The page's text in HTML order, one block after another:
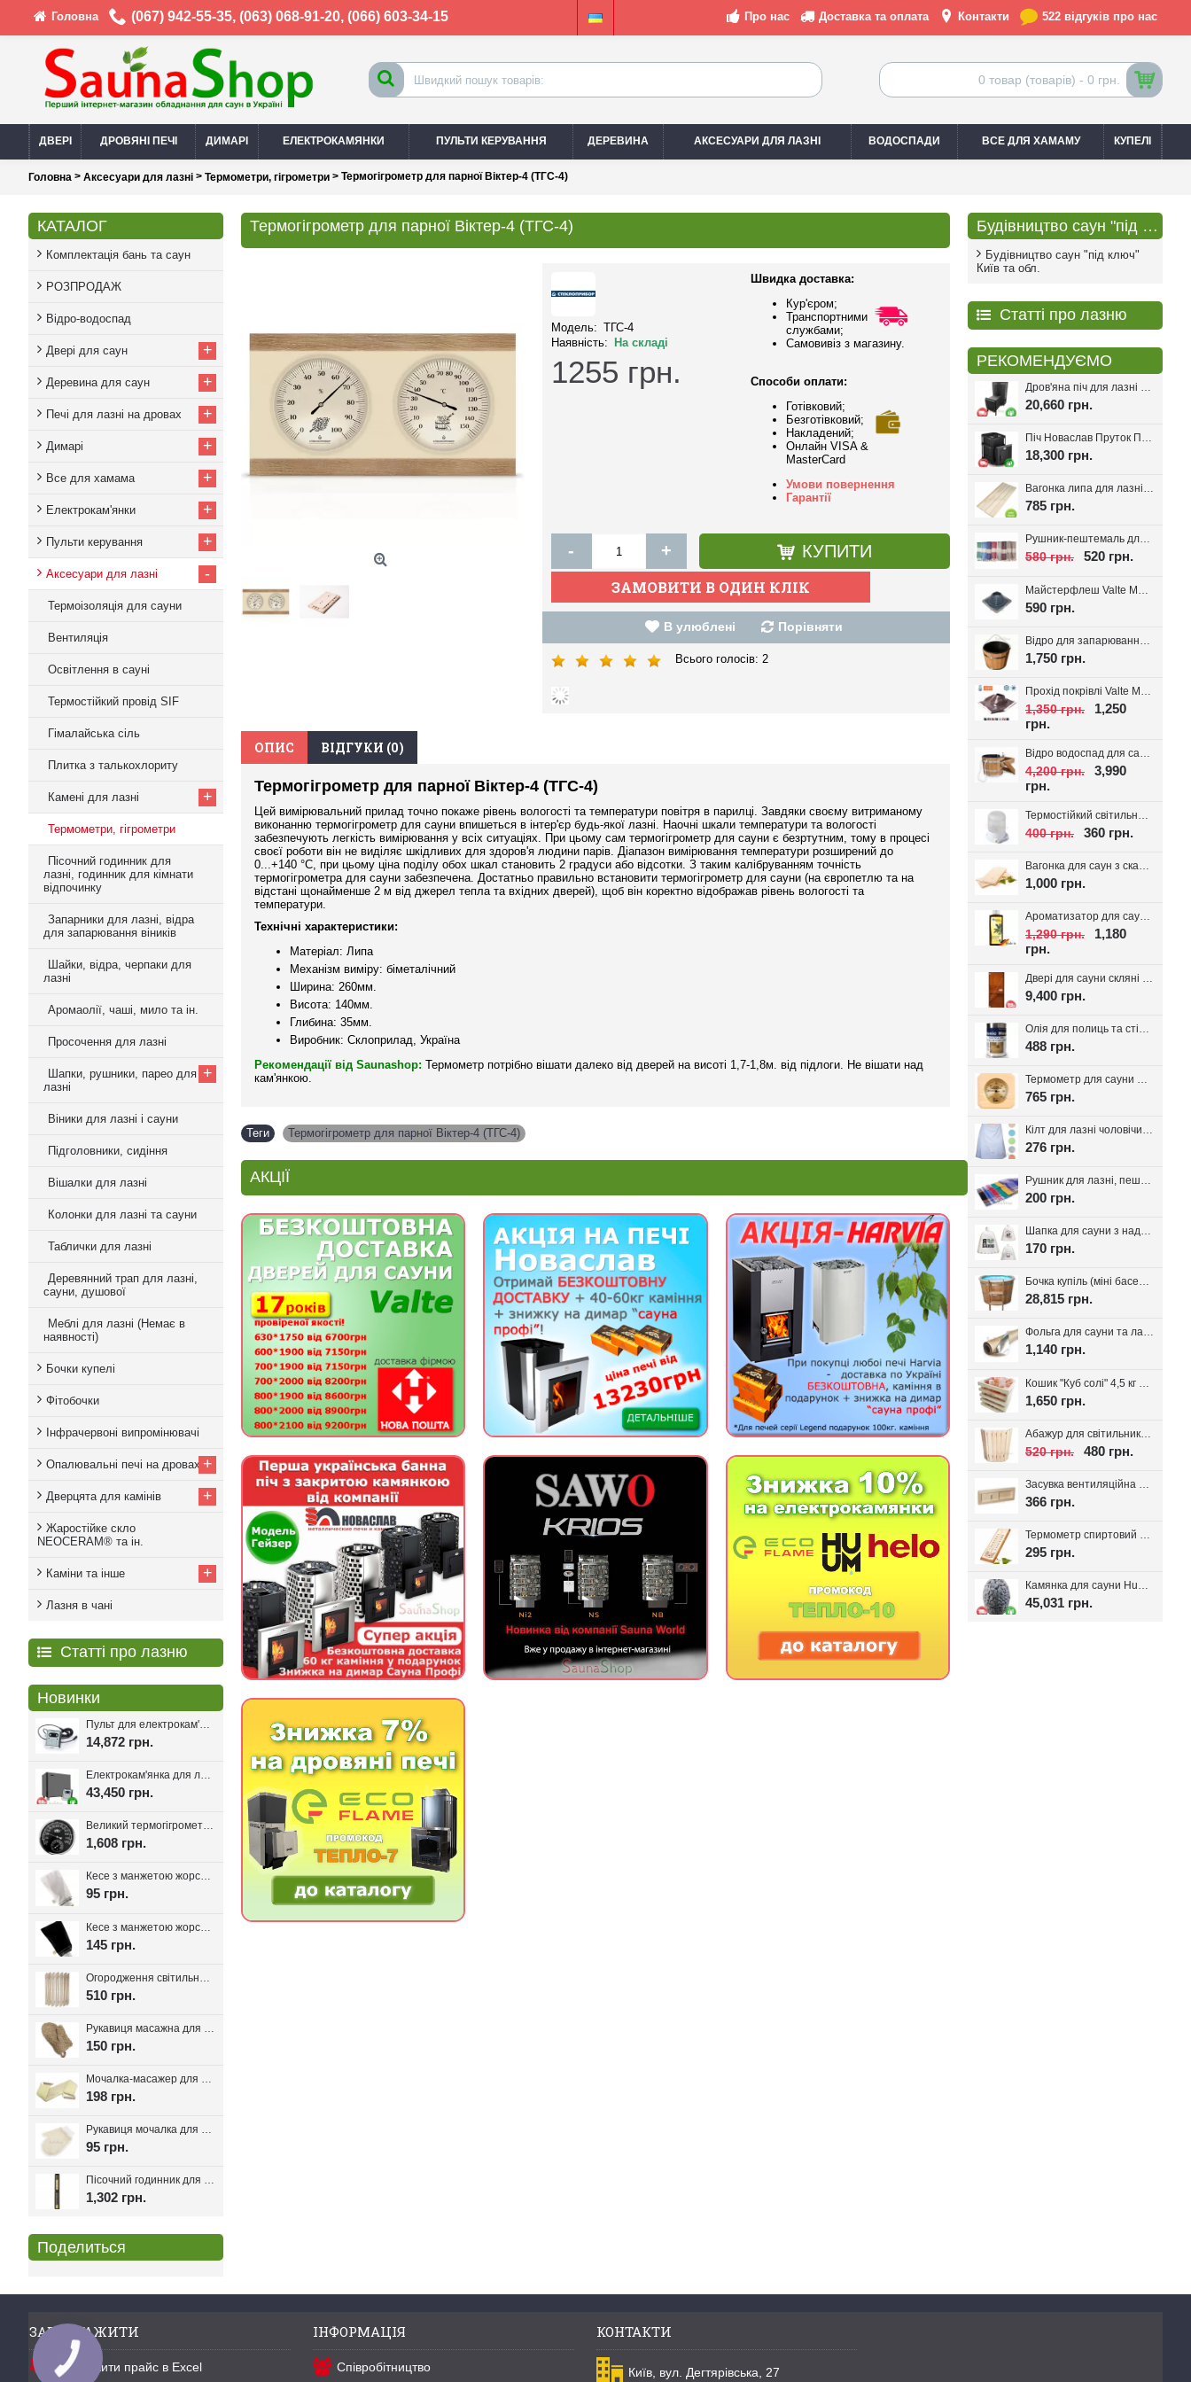
Головна (067) 942-55-35, (063) 068-91-20, (066) 603-34-15 Про нас Доставка та оплата Контакти 522 відгуків про нас
0 товар (товарів) - 0 грн.
ДВЕРІ ДРОВЯНІ ПЕЧІ ДИМАРІ ЕЛЕКТРОКАМЯНКИ ПУЛЬТИ КЕРУВАННЯ ДЕРЕВИНА АКСЕСУАРИ ДЛЯ ЛАЗНІ ВОДОСПАДИ ВСЕ ДЛЯ ХАМАМУ КУПЕЛІ
Головна > Аксесуари для лазні > Термометри, гігрометри > Термогігрометр для парної Віктер-4 (ТГС-4)
КАТАЛОГ
Комплектація бань та саун
РОЗПРОДАЖ
Відро-водоспад
Двері для саун +
Деревина для саун +
Печі для лазні на дровах +
Димарі +
Все для хамама +
Електрокам'янки +
Пульти керування +
Аксесуари для лазні -
Термоізоляція для сауни
Вентиляція
Освітлення в сауні
Термостійкий провід SIF
Гімалайська сіль
Плитка з талькохлориту
Камені для лазні +
Термометри, гігрометри
Пісочний годинник для
лазні, годинник для кімнати
відпочинку
Запарники для лазні, відра
для запарювання віників
Шайки, відра, черпаки для
лазні
Аромаолії, чаші, мило та ін.
Просочення для лазні
Шапки, рушники, парео для
лазні
+
Віники для лазні і сауни
Підголовники, сидіння
Вішалки для лазні
Колонки для лазні та сауни
Таблички для лазні
Деревянний трап для лазні,
сауни, душової
Меблі для лазні (Немає в
наявності)
Бочки купелі
Фітобочки
Інфрачервоні випромінювачі
Опалювальні печі на дровах +
Дверцята для камінів +
Жаростійке скло
NEOCERAM® та ін.
Каміни та інше +
Лазня в чані
Статті про лазню
Новинки
Пульт для електрокам'янки EcoFlame Con-6, 18-25 кВт.
14,872 грн.
Електрокам'янка для лазні Eco Flame SAM D-27 27 кВт + пульт CON6
43,450 грн.
Великий термогігрометр для лазні Tesli D205 Black
1,608 грн.
Кесе з манжетою жорсткість мяка, Kelebekkese (Манжета)
95 грн.
145 грн.
510 грн.
150 грн.
198 грн.
Рукавиця мочалка для лазні та хамаму двостороння з сизалі
95 грн.
Пісочний годинник для лазні Harvia Helmi Chocolate
1,302 грн.
Поделиться
Будівництво саун "під ключ"
Будівництво саун "під ключ"
Київ та обл.
Статті про лазню
РЕКОМЕНДУЄМО
Дров'яна піч для лазні PAL PR-18L
20,660 грн.
Піч Новаслав Пруток ПКС-01П, до 12м.куб.
18,300 грн.
Вагонка липа для лазні Valte Classic 70*14мм. (Перший сорт)
785 грн.
Рушник-пештемаль для лазні, хамаму, на пляж Діамант, вибір кольору
580 грн. 520 грн.
590 грн.
1,750 грн.
1,350 грн.
1,250
грн.
4,200 грн.
3,990
грн.
400 грн. 360 грн.
1,000 грн.
Ароматизатор для сауни Spitzner SAUNAMED 190мл.
1,290 грн.
1,180
грн.
Двері для сауни скляні VALTE Бронза 700*1900
9,400 грн.
Олія для полиць та стін сауни Bionic House 0.8л, Україна
488 грн.
Термометр для сауни Sawo 220-TP
765 грн.
Кілт для лазні чоловічий, вафельне полотно
276 грн.
Рушник для лазні, пештемаль Класика, 1шт
200 грн.
Шапка для сауни з надписом, білий фетр 100%, вибір надпису
170 грн.
Бочка купіль (міні басейн) з дуба + PP вставка
28,815 грн.
Фольга для сауни та лазні на паперовій основі, 30 м.кв. Україна
1,140 грн.
1,650 грн.
520 грн. 480 грн.
366 грн.
295 грн.
Камянка для сауни Huum Drop 9 кВт
45,031 грн.
Термогігрометр для парної Віктер-4 (ТГС-4)
Модель: ТГС-4
Наявність:
На складі
1255 грн.
Швидка доставка:
Кур'єром;
Транспортними
службами;
Самовивіз з магазину.
Способи оплати:
Готівковий;
Безготівковий;
Накладений;
Онлайн VISA &
MasterCard
Умови повернення
Гарантії
- + КУПИТИ
В улюблені Порівняти
Всього голосів: 2
ОПИС ВІДГУКИ (0)
Термогігрометр для парної Віктер-4 (ТГС-4)
Цей вимірювальний прилад точно покаже рівень вологості та температури повітря в парилці. Завдяки своєму витриманому
виконанню термогігрометр для сауни впишеться в інтер'єр будь-якої лазні. Наочні шкали температури та вологості
забезпечують легкість вимірювання у всіх ситуаціях. При цьому сам термогігрометр для сауни є безртутним, тому в процесі
своєї роботи він не виділяє шкідливих для здоров'я людини парів. Діапазон вимірювання температури розширений до
0...+140 °C, при цьому ціна поділу обох шкал становить 2 градуси або відсотки. З таким калібруванням точність
термогігрометра для сауни забезпечена. Достатньо правильно встановити термогігрометр для сауни (на європетлю та на
відстані щонайменше 2 м від джерел тепла та вхідних дверей), щоб він коректно відображав рівень вологості та
температури.
Технічні характеристики:
Матеріал: Липа
Механізм виміру: біметалічний
Ширина: 260мм.
Висота: 140мм.
Глибина: 35мм.
Виробник: Склоприлад, Україна
Рекомендації від Saunashop: Термометр потрібно вішати далеко від дверей на висоті 1,7-1,8м. від підлоги. Не вішати над
кам'янкою.
Теги Термогігрометр для парної Віктер-4 (ТГС-4)
АКЦІЇ
ЗАВАНТАЖИТИ
Завантажити прайс в Excel
ІНФОРМАЦІЯ
Співробітництво
КОНТАКТИ
Київ, вул. Дегтярівська, 27